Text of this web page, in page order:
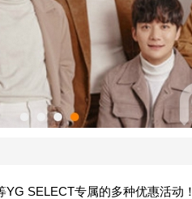
SELECT专属的多种优惠活动！